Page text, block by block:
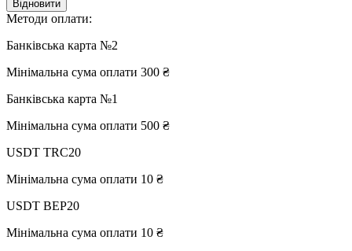
Відновити
Методи оплати:
Банківська карта №2
Мінімальна сума оплати 300 ₴
Банківська карта №1
Мінімальна сума оплати 500 ₴
USDT TRC20
Мінімальна сума оплати 10 ₴
USDT BEP20
Мінімальна сума оплати 10 ₴